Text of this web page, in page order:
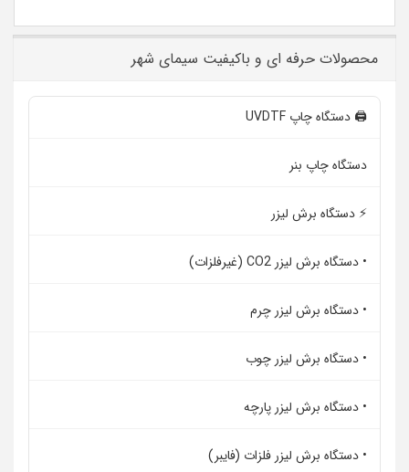
محصولات حرفه ای و باکیفیت سیمای شهر
🖨️ دستگاه چاپ UVDTF
دستگاه چاپ بنر
⚡ دستگاه برش لیزر
• دستگاه برش لیزر CO2 (غیرفلزات)
• دستگاه برش لیزر چرم
• دستگاه برش لیزر چوب
• دستگاه برش لیزر پارچه
• دستگاه برش لیزر فلزات (فایبر)